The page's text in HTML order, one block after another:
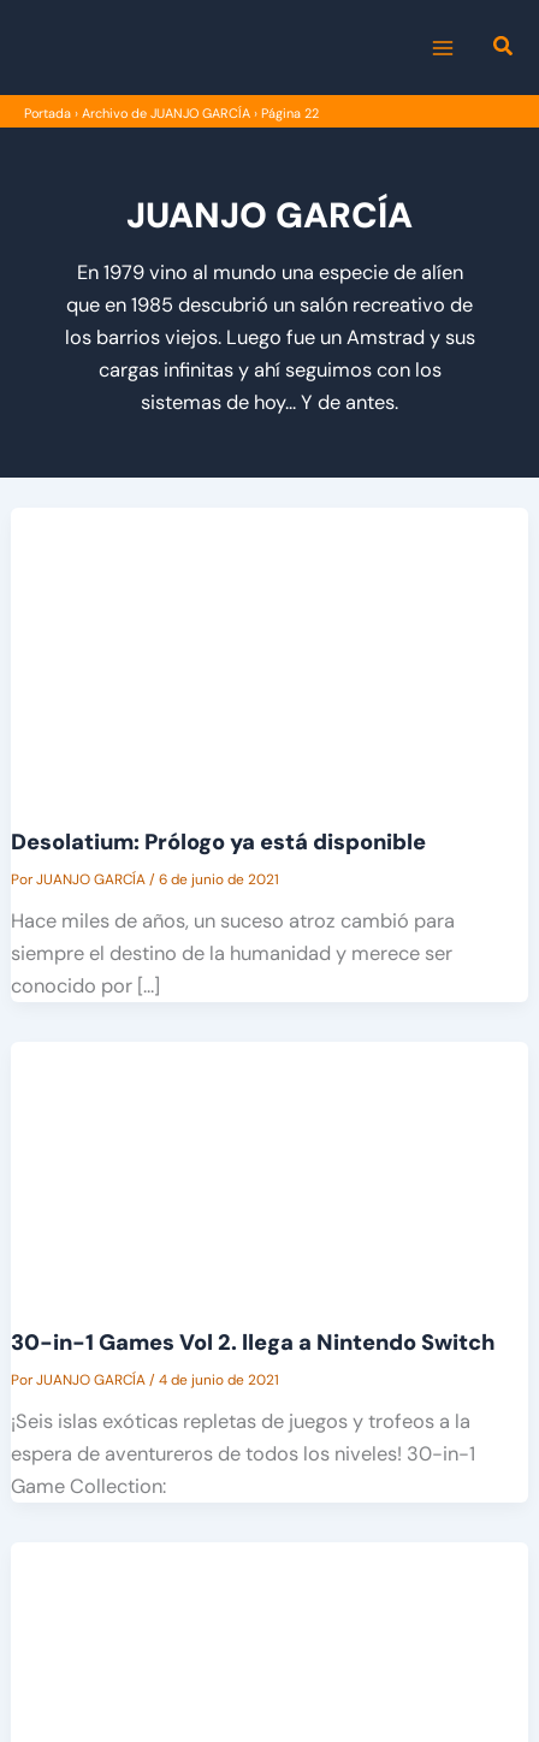
MENU
Portada › Archivo de JUANJO GARCÍA › Página 22
JUANJO GARCÍA
En 1979 vino al mundo una especie de alíen
que en 1985 descubrió un salón recreativo de
los barrios viejos. Luego fue un Amstrad y sus
cargas infinitas y ahí seguimos con los
sistemas de hoy... Y de antes.
Desolatium: Prólogo ya está disponible
PorJUANJO GARCÍA/6 de junio de 2021
Hace miles de años, un suceso atroz cambió para
siempre el destino de la humanidad y merece ser
conocido por […]
30-in-1 Games Vol 2. llega a Nintendo Switch
PorJUANJO GARCÍA/4 de junio de 2021
¡Seis islas exóticas repletas de juegos y trofeos a la
espera de aventureros de todos los niveles! 30-in-1
Game Collection: